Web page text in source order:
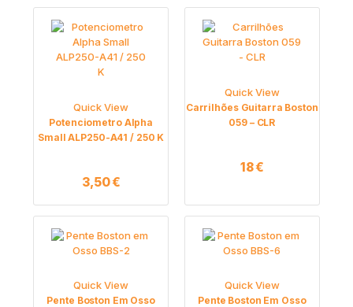
Quick View
Potenciometro Alpha
Small ALP250-A41 / 250 K
3,50€
Quick View
Carrilhões Guitarra Boston
059 – CLR
18€
Quick View
Pente Boston Em Osso
Quick View
Pente Boston Em Osso